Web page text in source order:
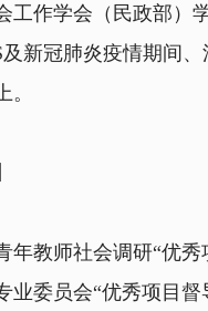
作学会（民政部）学
及新冠肺炎疫情期间
。
师社会调研“优秀
委员会“优秀项目督